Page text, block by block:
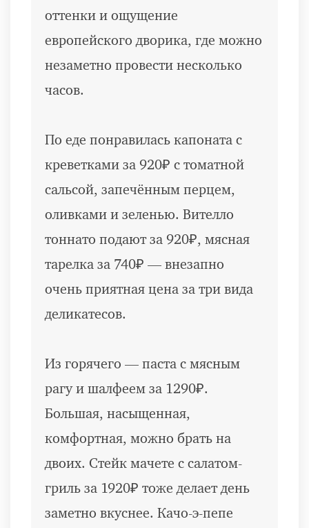
оттенки и ощущение
европейского дворика, где можно
незаметно провести несколько
часов.
По еде понравилась капоната с
креветками за 920₽ с томатной
сальсой, запечённым перцем,
оливками и зеленью. Вителло
тоннато подают за 920₽, мясная
тарелка за 740₽ — внезапно
очень приятная цена за три вида
деликатесов.
Из горячего — паста с мясным
рагу и шалфеем за 1290₽.
Большая, насыщенная,
комфортная, можно брать на
двоих. Стейк мачете с салатом-
гриль за 1920₽ тоже делает день
заметно вкуснее. Качо-э-пепе